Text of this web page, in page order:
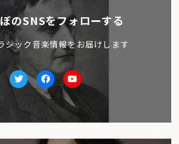
のSNSをフォローする
シック音楽情報をお届けします
TwitterfacebookYoutube